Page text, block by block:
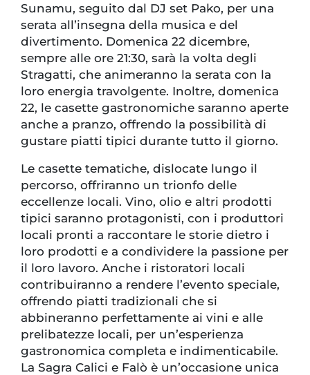
Sunamu, seguito dal DJ set Pako, per una
serata all’insegna della musica e del
divertimento. Domenica 22 dicembre,
sempre alle ore 21:30, sarà la volta degli
Stragatti, che animeranno la serata con la
loro energia travolgente. Inoltre, domenica
22, le casette gastronomiche saranno aperte
anche a pranzo, offrendo la possibilità di
gustare piatti tipici durante tutto il giorno.
Le casette tematiche, dislocate lungo il
percorso, offriranno un trionfo delle
eccellenze locali. Vino, olio e altri prodotti
tipici saranno protagonisti, con i produttori
locali pronti a raccontare le storie dietro i
loro prodotti e a condividere la passione per
il loro lavoro. Anche i ristoratori locali
contribuiranno a rendere l’evento speciale,
offrendo piatti tradizionali che si
abbineranno perfettamente ai vini e alle
prelibatezze locali, per un’esperienza
gastronomica completa e indimenticabile.
La Sagra Calici e Falò è un’occasione unica